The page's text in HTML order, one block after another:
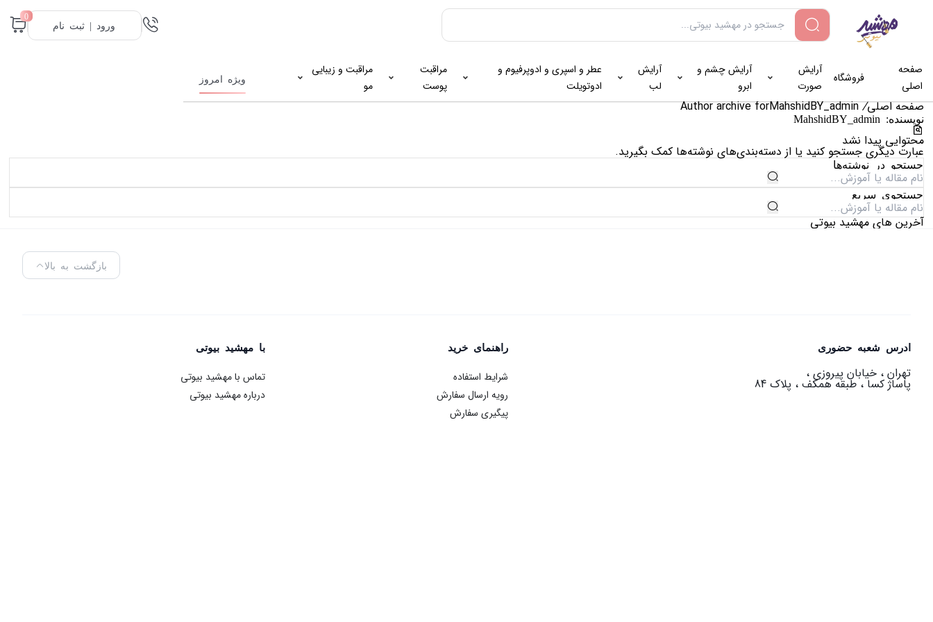
ورود | ثبت نام
0
صفحه
اصلی
فروشگاه
آرایش
صورت
آرایش چشم و
ابرو
آرایش
لب
عطر و اسپری و ادوپرفیوم و
ادوتویلت
مراقبت
پوست
مراقبت و زیبایی
مو
ویژه امروز
صفحه اصلی/
Author archive for
MahshidBY_admin
نویسنده: MahshidBY_admin
محتوایی پیدا نشد
عبارت دیگری جستجو کنید یا از دسته‌بندی‌های نوشته‌ها کمک بگیرید.
جستجو در نوشته‌ها
جستجوی سریع
آخرین های مهشید بیوتی
بازگشت به بالا
ادرس شعبه حضوری
تهران ، خیابان پیروزی ،
پاساژ کسا ، طبقه همکف ، پلاک 84
راهنمای خرید
شرایط استفاده
رویه ارسال سفارش
پیگیری سفارش
با مهشید بیوتی
تماس با مهشید بیوتی
درباره مهشید بیوتی